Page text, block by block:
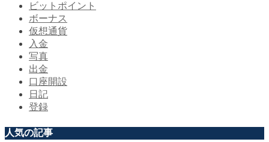
ビットポイント
ボーナス
仮想通貨
入金
写真
出金
口座開設
日記
登録
人気の記事